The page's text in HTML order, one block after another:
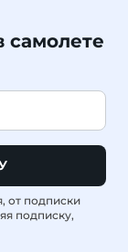
самолете
от подписки
подписку,